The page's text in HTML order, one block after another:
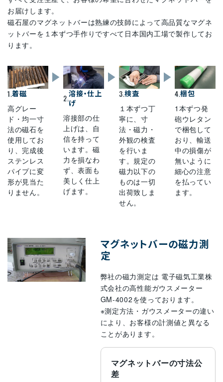
お届けします。
磁石屋のマグネットバーは熟練の技師によって高品質なマグネ
ットバーを１本ずつ手作りですべて日本国内工場で製作してお
ります。
1.着磁
高グレー
ド・均一寸
法の磁石を
使用してお
り、完成後
ステンレス
パイプに変
形が見当た
りません。
2.溶接・仕上
げ
溶接部の仕
上げは、自
信を持って
います。磁
力を損なわ
ず、表面も
美しく仕上
げます。
3.検査
１本ずつ丁
寧に、寸
法・磁力・
外観の検査
を行いま
す。規定の
磁力以下の
ものは一切
出荷致しま
せん。
4.梱包
1本ずつ発
砲ウレタン
で梱包して
おり、輸送
中の損傷が
無いように
細心の注意
を払ってい
ます。
マグネットバーの磁力測
定
弊社の磁力測定は 電子磁気工業株
式会社の高性能ガウスメーター
GM-4002を使っております。
※測定方法・ガウスメーターの違い
により、お客様の計測値と異なる
ことがあります。
マグネットバーの寸法公
差